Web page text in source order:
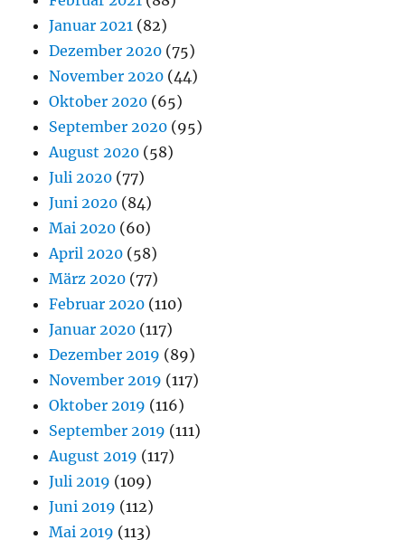
Januar 2021 (82)
Dezember 2020 (75)
November 2020 (44)
Oktober 2020 (65)
September 2020 (95)
August 2020 (58)
Juli 2020 (77)
Juni 2020 (84)
Mai 2020 (60)
April 2020 (58)
März 2020 (77)
Februar 2020 (110)
Januar 2020 (117)
Dezember 2019 (89)
November 2019 (117)
Oktober 2019 (116)
September 2019 (111)
August 2019 (117)
Juli 2019 (109)
Juni 2019 (112)
Mai 2019 (113)